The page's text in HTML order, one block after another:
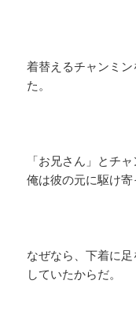
着替えるチャンミ
た。
「お兄さん」とチ
俺は彼の元に駆け寄
なぜなら、下着に
していたからだ。